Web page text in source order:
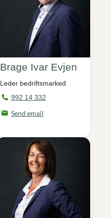
Brage Ivar Evjen
Leder bedriftsmarked
992 14 332
Send email